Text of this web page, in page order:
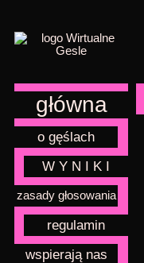
główna
o gęślach
W Y N I K I
zasady głosowania
regulamin
wspierają nas